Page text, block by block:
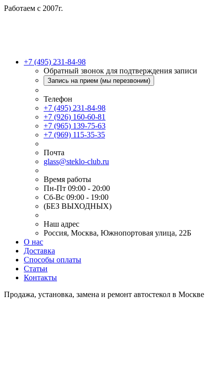
Работаем с 2007г.
+7 (495) 231-84-98
Обратный звонок для подтверждения записи
Запись на прием (мы перезвоним)
Телефон
+7 (495) 231-84-98
+7 (926) 160-60-81
+7 (965) 139-75-63
+7 (969) 115-35-35
Почта
glass@steklo-club.ru
Время работы
Пн-Пт 09:00 - 20:00
Сб-Вс 09:00 - 19:00
(БЕЗ ВЫХОДНЫХ)
Наш адрес
Россия, Москва, Южнопортовая улица, 22Б
О нас
Доставка
Способы оплаты
Статьи
Контакты
Продажа, установка, замена и ремонт автостекол в Москве